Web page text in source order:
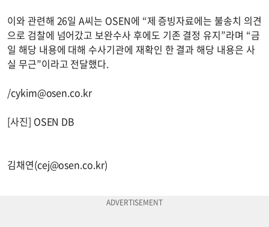
이와 관련해 26일 A씨는 OSEN에 “제 증빙자료에는 불송치 의견
으로 검찰에 넘어갔고 보완수사 후에도 기존 결정 유지”라며 “금
일 해당 내용에 대해 수사기관에 재확인 한 결과 해당 내용은 사
실 무근”이라고 전달했다.
/cykim@osen.co.kr
[사진] OSEN DB
김채연(cej@osen.co.kr)